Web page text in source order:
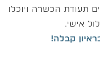
תעודת הכשרה ויוכלו
אישי.
קבלה!